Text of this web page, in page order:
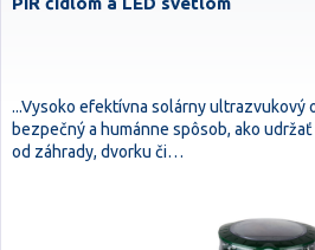
...Vysoko efektívna solárny ultrazvukový
bezpečný a humánne spôsob, ako
od záhrady, dvorku či…